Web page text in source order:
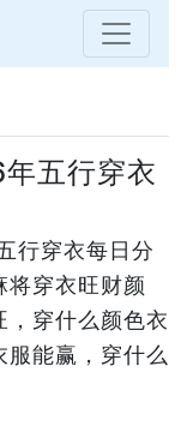
五行穿衣
行穿衣每日分
将穿衣旺财颜
，穿什么颜色衣
服能赢，穿什么